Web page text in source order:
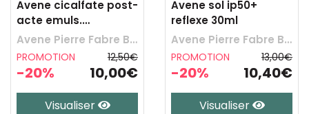
Avene cicalfate post-
acte emuls.
repar.legere 40ml
Avene Pierre Fabre Benelux
PROMOTION
-20%
12,50€
10,00€
Visualiser
Avene sol ip50+
reflexe 30ml
Avene Pierre Fabre Benelux
PROMOTION
-20%
13,00€
10,40€
Visualiser